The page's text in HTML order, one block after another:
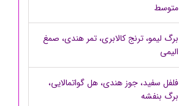
متوسط
برگ لیمو، ترنج کالابری، تمر هندی، صمغ
الیمی
فلفل سفید، جوز هندی، هل گواتمالایی،
برگ بنفشه